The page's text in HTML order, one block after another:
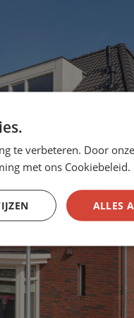
te verbeteren. Door
met ons Cookiebeleid.
ALLES